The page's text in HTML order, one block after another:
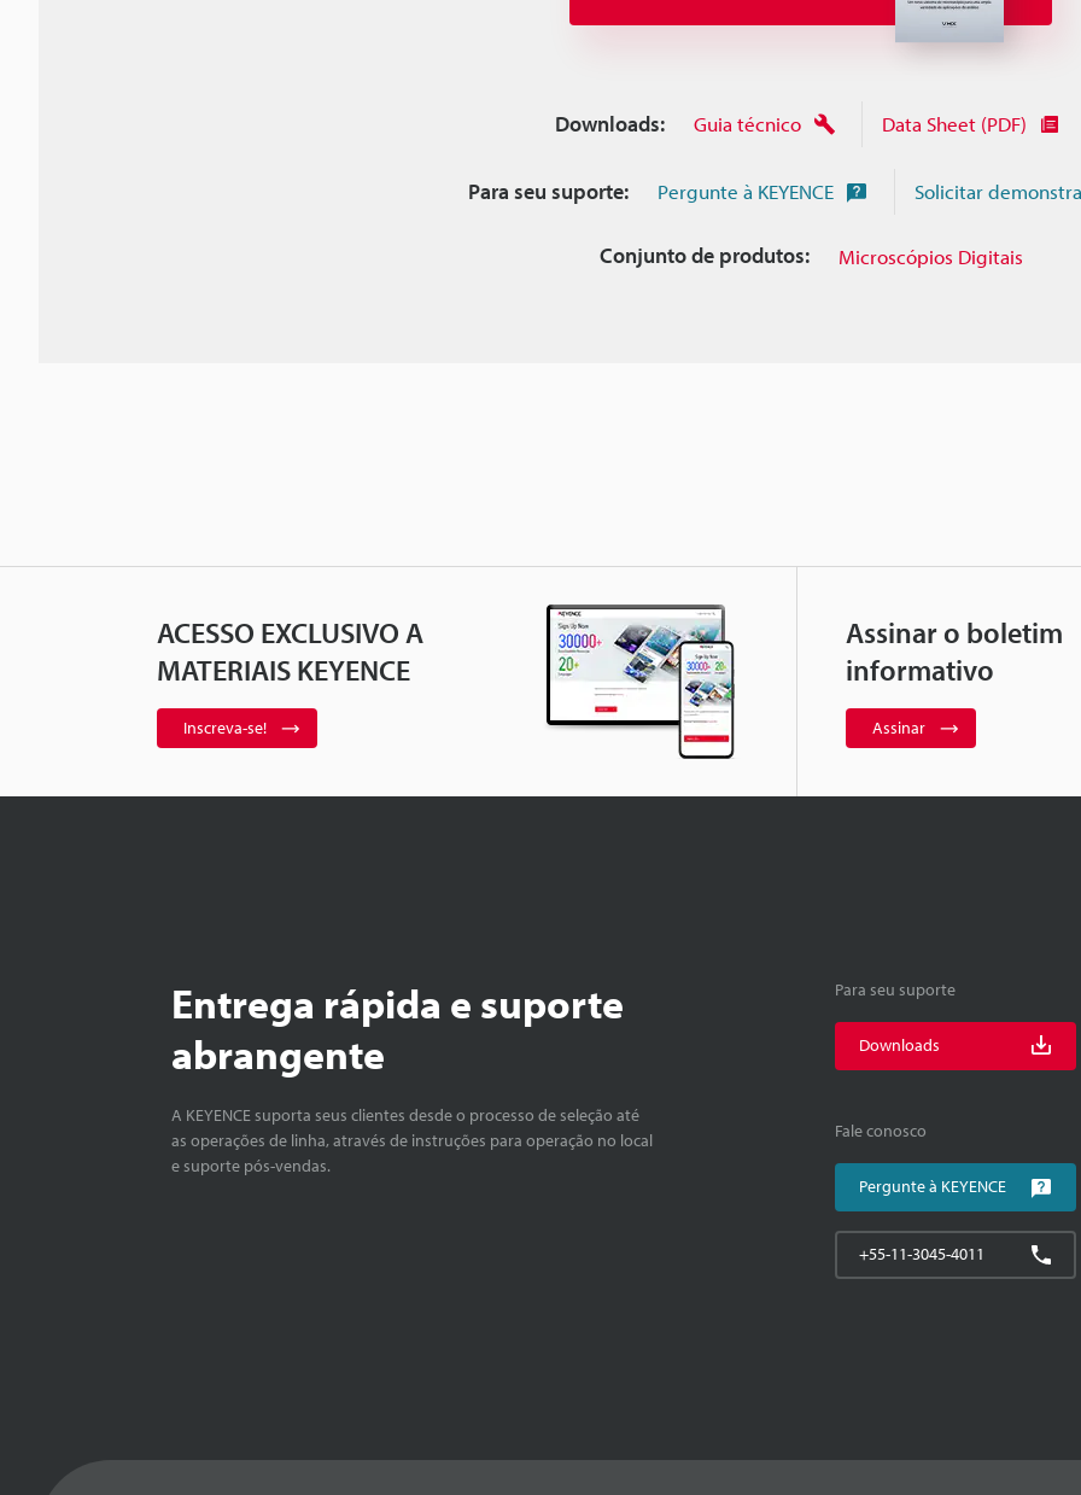
Downloads: Guia técnico Data Sheet (PDF)
Para seu suporte: Pergunte à KEYENCE Solicitar
Conjunto de produtos: Microscópios Digitais
ACESSO EXCLUSIVO A
MATERIAIS KEYENCE
Inscreva-se!
Assinar o boletim
informativo
Assinar
Entrega rápida e suporte
abrangente
A KEYENCE suporta seus clientes desde o processo de seleção até
as operações de linha, através de instruções para operação no local
e suporte pós-vendas.
Para seu suporte
Downloads
Fale conosco
Pergunte à KEYENCE
+55-11-3045-4011